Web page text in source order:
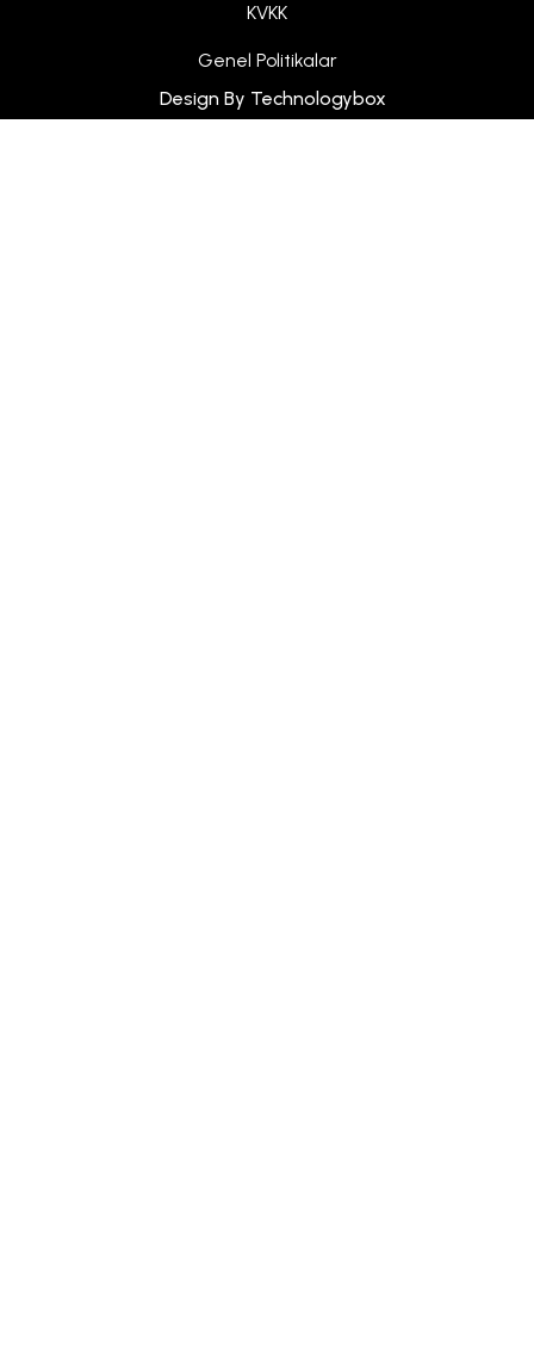
KVKK
Genel Politikalar
Design By Technologybox